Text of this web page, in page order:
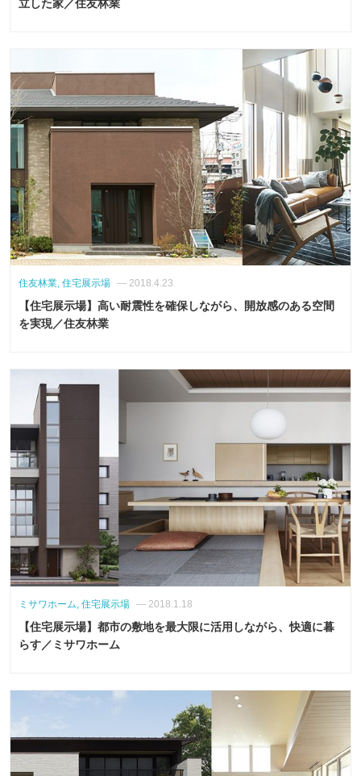
立した家／住友林業
住友林業, 住宅展示場 — 2018.4.23
【住宅展示場】高い耐震性を確保しながら、開放感のある空間
を実現／住友林業
ミサワホーム, 住宅展示場 — 2018.1.18
【住宅展示場】都市の敷地を最大限に活用しながら、快適に暮
らす／ミサワホーム